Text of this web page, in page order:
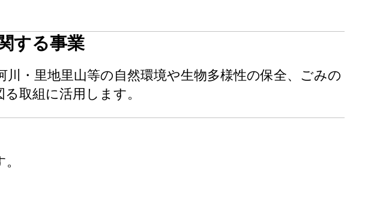
する事業
・里地里山等の自然環境や生物多様性の保全、ごみの
取組に活用します。